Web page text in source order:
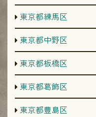
東京都練馬区
東京都中野区
東京都板橋区
東京都葛飾区
東京都豊島区